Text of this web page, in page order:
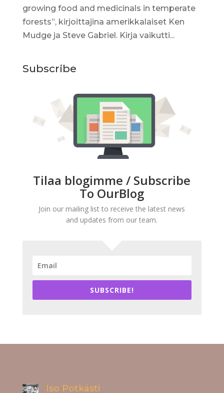
growing food and medicinals in temperate
forests”, kirjoittajina amerikkalaiset Ken
Mudge ja Steve Gabriel. Kirja vaikutti...
Subscribe
Tilaa blogimme / Subscribe
To OurBlog
Join our mailing list to receive the latest news
and updates from our team.
SUBSCRIBE!
Iso Potkästi